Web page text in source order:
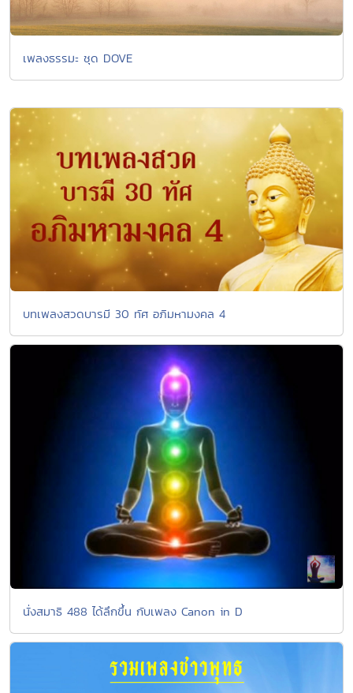
เพลงธรรมะ ชุด DOVE
บทเพลงสวดบารมี 30 ทัศ อภิมหามงคล 4
นั่งสมาธิ 488 ได้ลึกขึ้น กับเพลง Canon in D